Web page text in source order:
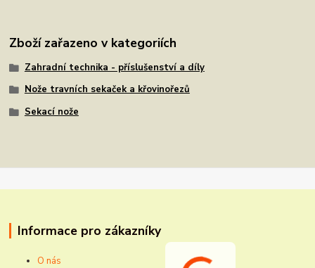
Zboží zařazeno v kategoriích
Zahradní technika - příslušenství a díly
Nože travních sekaček a křovinořezů
Sekací nože
Informace pro zákazníky
O nás